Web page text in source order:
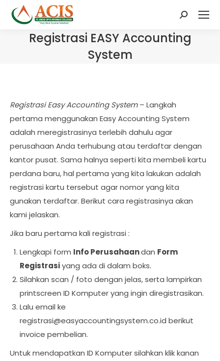
Search:
Registrasi EASY Accounting
System
Registrasi Easy Accounting System– Langkah
pertama menggunakan Easy Accounting System
adalah meregistrasinya terlebih dahulu agar
perusahaan Anda terhubung atau terdaftar dengan
kantor pusat. Sama halnya seperti kita membeli kartu
perdana baru, hal pertama yang kita lakukan adalah
registrasi kartu tersebut agar nomor yang kita
gunakan terdaftar. Berikut cara registrasinya akan
kami jelaskan.
Jika baru pertama kali registrasi :
Lengkapi form Info Perusahaandan Form
Registrasiyang ada di dalam boks.
Silahkan scan / foto dengan jelas, serta lampirkan
printscreen ID Komputer yang ingin diregistrasikan.
Lalu email ke
registrasi@easyaccountingsystem.co.id berikut
invoice pembelian.
Untuk mendapatkan ID Komputer silahkan klik kanan